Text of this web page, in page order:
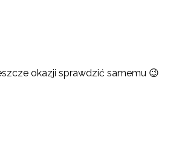
okazji sprawdzić samemu 😉